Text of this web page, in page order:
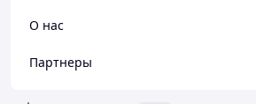
О нас
Партнеры